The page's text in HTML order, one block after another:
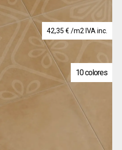
42,35 € /m2 IVA inc.
10 colores